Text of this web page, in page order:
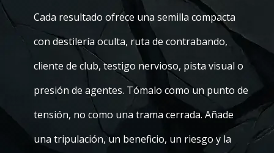
Cada resultado ofrece una semilla compacta
con destilería oculta, ruta de contrabando,
cliente de club, testigo nervioso, pista visual o
presión de agentes. Tómalo como un punto de
tensión, no como una trama cerrada. Añade
una tripulación, un beneficio, un riesgo y la